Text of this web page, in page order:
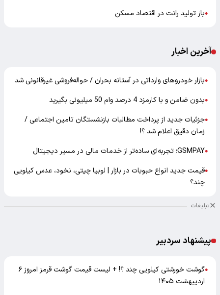
●باز تولید رانت در اقتصاد مسکن
آخرین اخبار
●بازار خودرو‌های وارداتی در آستانه بحران / حواله‌فروشی غیرقانونی شد
●بدون ضامن و با کارمزد 4 درصد وام 50 میلیونی بگیرید
●جزئیات جدید از پرداخت مطالبات بازنشستگان تامین اجتماعی /
زمان دقیق اعلام شد ؟!
●GSMPAY؛ تجربه‌ای ساده‌تر از خدمات مالی در مسیر دیجیتال
●قیمت جدید انواع حبوبات در بازار | لوبیا چیتی، نخود، عدس کیلویی
چند؟
تبلیغات
پیشنهاد سردبیر
●
گوشت خورشتی کیلویی چند ؟! + لیست قیمت گوشت قرمز امروز ۶
اردیبهشت ۱۴۰۵